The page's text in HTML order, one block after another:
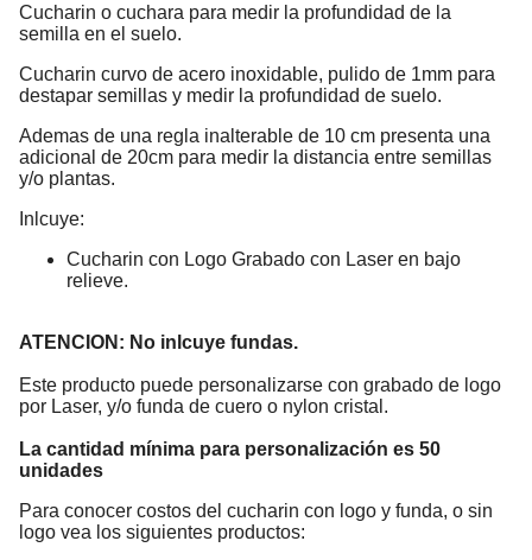
Cucharin o cuchara para medir la profundidad de la
semilla en el suelo.
Cucharin curvo de acero inoxidable, pulido de 1mm para
destapar semillas y medir la profundidad de suelo.
Ademas de una regla inalterable de 10 cm presenta una
adicional de 20cm para medir la distancia entre semillas
y/o plantas.
Inlcuye:
Cucharin con Logo Grabado con Laser en bajo
relieve.
ATENCION: No inlcuye fundas.
Este producto puede personalizarse con grabado de logo
por Laser, y/o funda de cuero o nylon cristal.
La cantidad mínima para personalización es 50
unidades
Para conocer costos del cucharin con logo y funda, o sin
logo vea los siguientes productos: